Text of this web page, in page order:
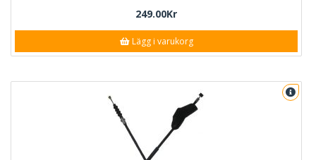
249.00Kr
Lägg i varukorg